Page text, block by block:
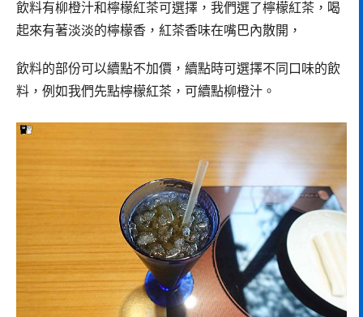
飲料有柳橙汁和檸檬紅茶可選擇，我們選了檸檬紅茶，喝
起來有著淡淡的檸檬香，紅茶香味在嘴巴內散開，
飲料的部份可以續點不加價，續點時可選擇不同口味的飲
料，例如我們先點檸檬紅茶，可續點柳橙汁。